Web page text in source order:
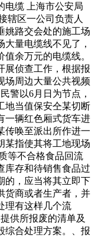
电缆 上海市公安局
辖区一公司负责人
姚路交会处的施工场
量电缆线不见了，
余万元的电缆线。
展侦查工作，根据报
场周边大量公共视频
警以6月日为节点，
地当值保安仝某切断
一辆红色厢式货车进
传唤至派出所作进一
某指使其将工地现场
等不合格食品回流
库存和待销售食品过
的，应当将其立即下
货商或者生产者，并
理有这样几个流
供所报废的清单及
综合处理方案。、报